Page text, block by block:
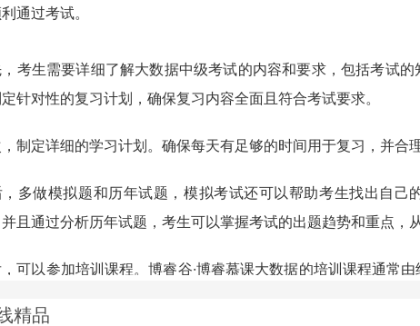
通过考试。
考生需要详细了解大数据中级考试的内容和要求，包括考试的
针对性的复习计划，确保复习内容全面且符合考试要求。
制定详细的学习计划。确保每天有足够的时间用于复习，并合
多做模拟题和历年试题，模拟考试还可以帮助考生找出自己
且通过分析历年试题，考生可以掌握考试的出题趋势和重点，
可以参加培训课程。博睿谷·博睿慕课大数据的培训课程通常
精品